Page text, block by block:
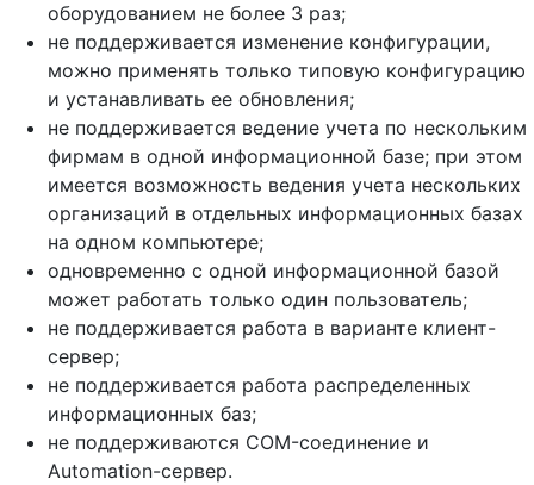
оборудованием не более 3 раз;
не поддерживается изменение конфигурации,
можно применять только типовую конфигурацию
и устанавливать ее обновления;
не поддерживается ведение учета по нескольким
фирмам в одной информационной базе; при этом
имеется возможность ведения учета нескольких
организаций в отдельных информационных базах
на одном компьютере;
одновременно с одной информационной базой
может работать только один пользователь;
не поддерживается работа в варианте клиент-
сервер;
не поддерживается работа распределенных
информационных баз;
не поддерживаются COM-соединение и
Automation-сервер.